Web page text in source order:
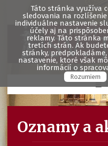
Oznamy a
Táto stránka využíva
sledovania na
individuálne nastavenie
účely aj na
reklamy. Táto stránka
tretích strán. Ak
stránky,
nastavenie, ktoré však
informácií o
Rozumiem